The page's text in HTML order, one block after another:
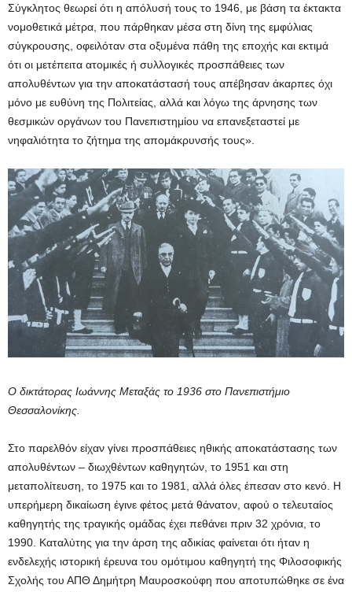
Σύγκλητος θεωρεί ότι η απόλυσή τους το 1946, με βάση τα έκτακτα
νομοθετικά μέτρα, που πάρθηκαν μέσα στη δίνη της εμφύλιας
σύγκρουσης, οφειλόταν στα οξυμένα πάθη της εποχής και εκτιμά
ότι οι μετέπειτα ατομικές ή συλλογικές προσπάθειες των
απολυθέντων για την αποκατάστασή τους απέβησαν άκαρπες όχι
μόνο με ευθύνη της Πολιτείας, αλλά και λόγω της άρνησης των
θεσμικών οργάνων του Πανεπιστημίου να επανεξεταστεί με
νηφαλιότητα το ζήτημα της απομάκρυνσής τους».
Ο δικτάτορας Ιωάννης Μεταξάς το 1936 στο Πανεπιστήμιο
Θεσσαλονίκης.
Στο παρελθόν είχαν γίνει προσπάθειες ηθικής αποκατάστασης των
απολυθέντων – διωχθέντων καθηγητών, το 1951 και στη
μεταπολίτευση, το 1975 και το 1981, αλλά όλες έπεσαν στο κενό. Η
υπερήμερη δικαίωση έγινε φέτος μετά θάνατον, αφού ο τελευταίος
καθηγητής της τραγικής ομάδας έχει πεθάνει πριν 32 χρόνια, το
1990. Καταλύτης για την άρση της αδικίας φαίνεται ότι ήταν η
ενδελεχής ιστορική έρευνα του ομότιμου καθηγητή της Φιλοσοφικής
Σχολής του ΑΠΘ Δημήτρη Μαυροσκούφη που αποτυπώθηκε σε ένα